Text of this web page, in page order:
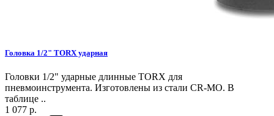
Головка 1/2" TORX ударная
Головки 1/2" ударные длинные TORX для
пневмоинструмента. Изготовлены из стали CR-MO. В
таблице ..
1 077 р.